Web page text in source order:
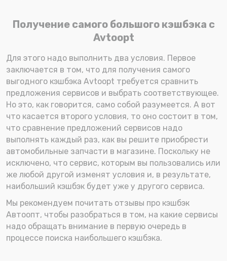
Получение самого большого кэшбэка с
Avtoopt
Для этого надо выполнить два условия. Первое
заключается в том, что для получения самого
выгодного кэшбэка Avtoopt требуется сравнить
предложения сервисов и выбрать соответствующее.
Но это, как говорится, само собой разумеется. А вот
что касается второго условия, то оно состоит в том,
что сравнение предложений сервисов надо
выполнять каждый раз, как вы решите приобрести
автомобильные запчасти в магазине. Поскольку не
исключено, что сервис, которым вы пользовались или
же любой другой изменят условия и, в результате,
наибольший кэшбэк будет уже у другого сервиса.
Мы рекомендуем почитать отзывы про кэшбэк
Автоопт, чтобы разобраться в том, на какие сервисы
надо обращать внимание в первую очередь в
процессе поиска наибольшего кэшбэка.